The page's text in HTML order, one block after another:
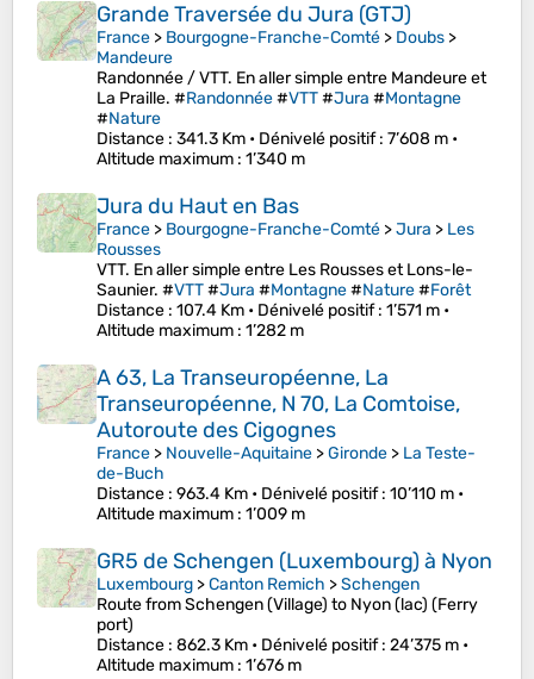
Grande Traversée du Jura (GTJ)
France > Bourgogne-Franche-Comté > Doubs >
Mandeure
Randonnée / VTT. En aller simple entre Mandeure et
La Praille. #Randonnée#VTT#Jura #Montagne
#Nature
Distance : 341.3 Km • Dénivelé positif: 7’608 m •
Altitude maximum : 1’340 m
Jura du Haut en Bas
France > Bourgogne-Franche-Comté >Jura > Les
Rousses
VTT. En aller simple entre Les Rousses et Lons-le-
Saunier. #VTT#Jura #Montagne#Nature#Forêt
Distance : 107.4 Km • Dénivelé positif: 1’571 m •
Altitude maximum : 1’282 m
A 63, La Transeuropéenne, La
Transeuropéenne, N 70, La Comtoise,
Autoroute des Cigognes
France > Nouvelle-Aquitaine >Gironde > La Teste-
de-Buch
Distance : 963.4 Km • Dénivelé positif: 10’110 m •
Altitude maximum : 1’009 m
GR5 de Schengen (Luxembourg) à Nyon
Luxembourg >Canton Remich >Schengen
Route from Schengen (Village) to Nyon (lac) (Ferry
port)
Distance : 862.3 Km • Dénivelé positif: 24’375 m •
Altitude maximum : 1’676 m